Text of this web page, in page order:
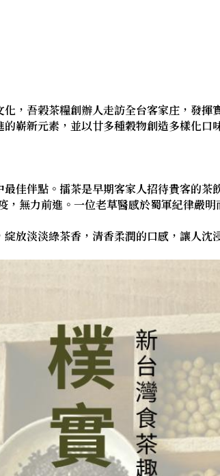
，吾榖茶糧創辦人走訪全台客家庄，發揮
嶄新元素，並以廿多種穀物創造多樣化
佳伴點。擂茶是早期客家人招待貴客的茶
無力前進。一位老草醫感於蜀軍紀律嚴
放淡淡綠茶香，清香柔潤的口感，讓人沈